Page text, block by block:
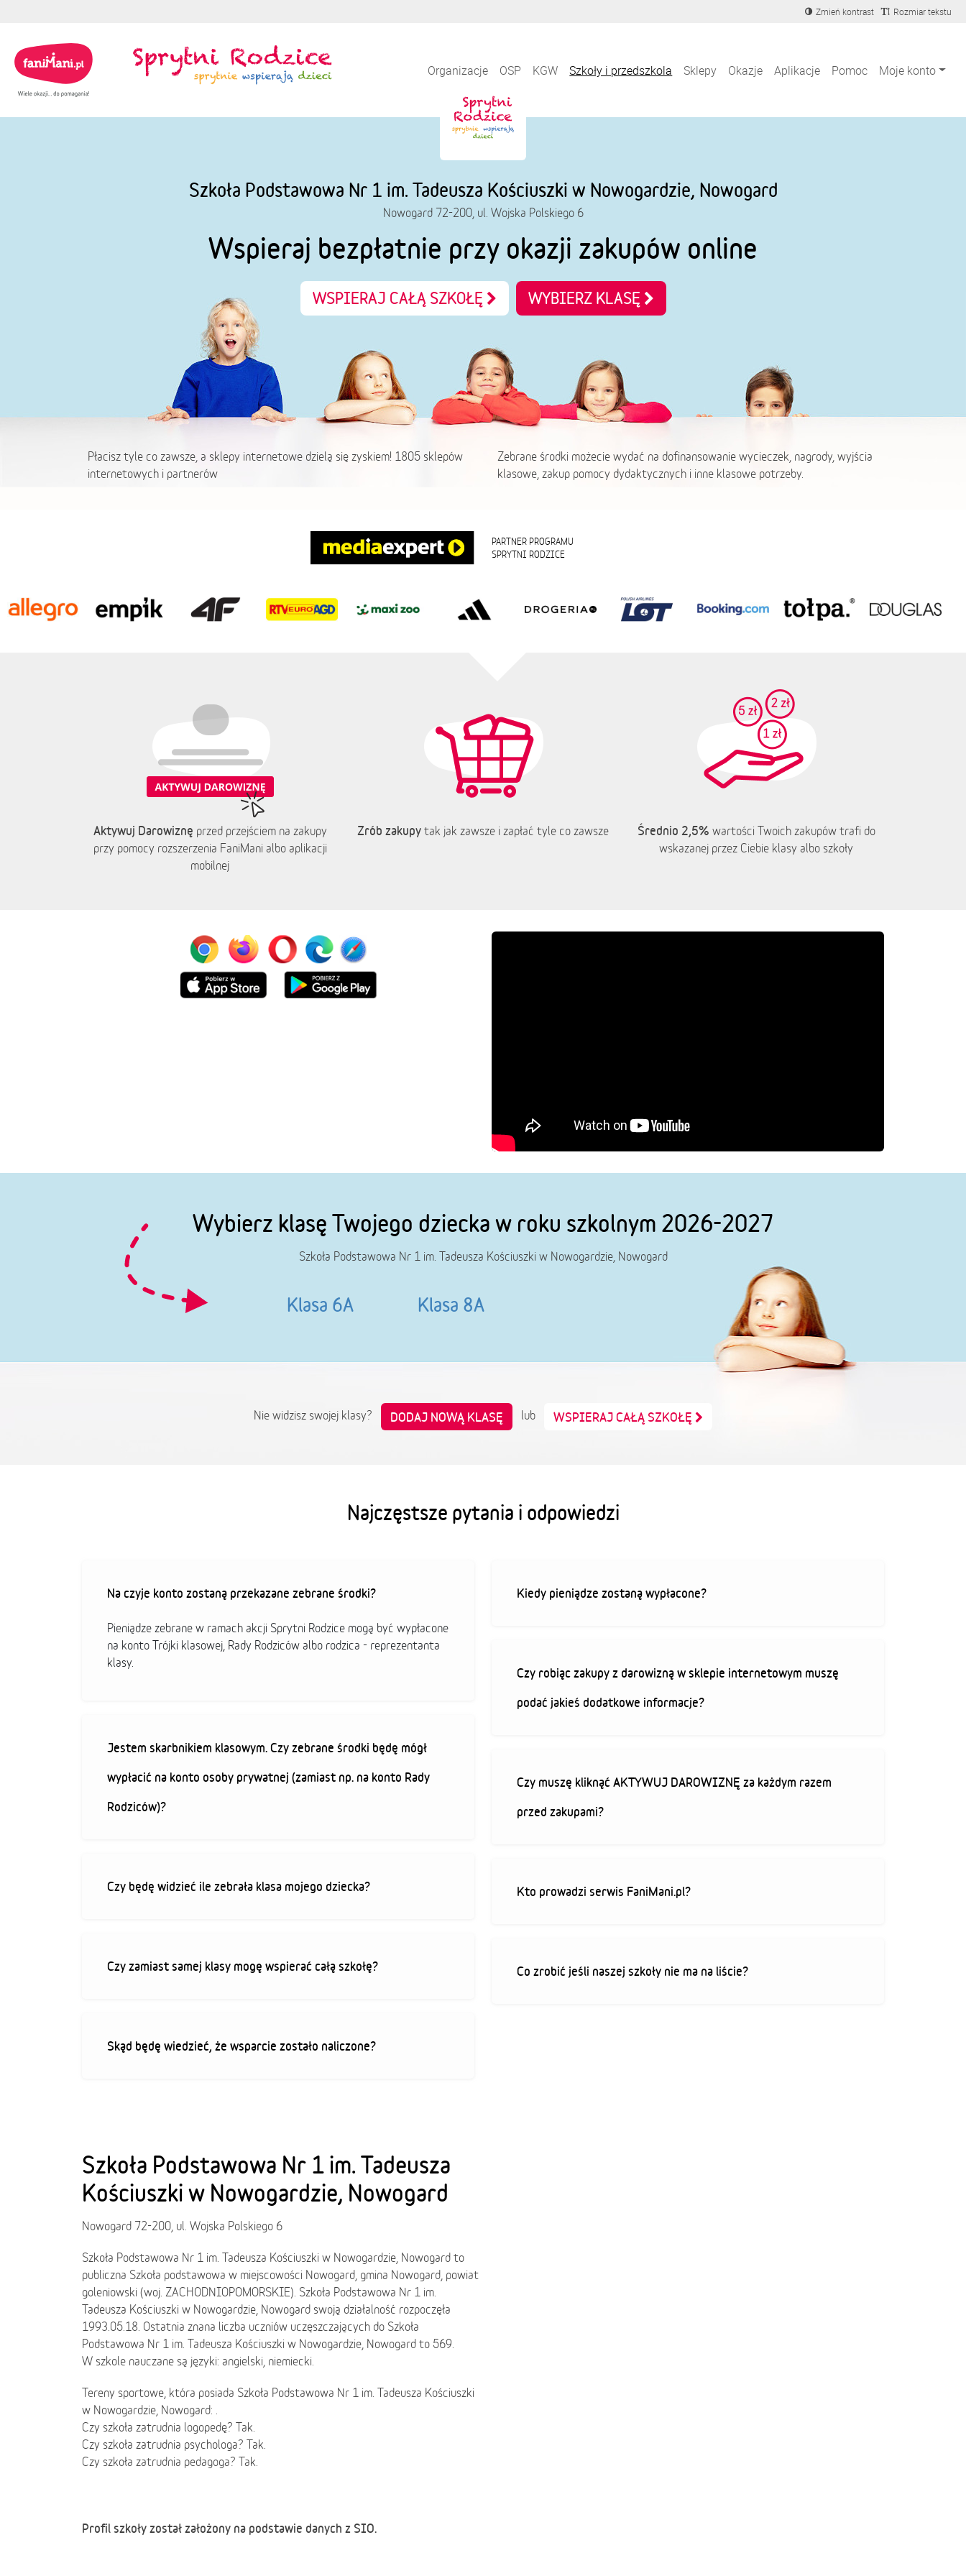
Zmień kontrast Rozmiar tekstu
Organizacje OSP KGW Szkoły i przedszkola Sklepy Okazje Aplikacje Pomoc Moje konto
Szkoła Podstawowa Nr 1 im. Tadeusza Kościuszki w Nowogardzie, Nowogard
Nowogard 72-200, ul. Wojska Polskiego 6
Wspieraj bezpłatnie przy okazji zakupów online
WSPIERAJ CAŁĄ SZKOŁĘ WYBIERZ KLASĘ
Płacisz tyle co zawsze, a sklepy internetowe dzielą się zyskiem! 1805 sklepów
internetowych i partnerów
Zebrane środki możecie wydać na dofinansowanie wycieczek, nagrody, wyjścia
klasowe, zakup pomocy dydaktycznych i inne klasowe potrzeby.
PARTNER PROGRAMU
SPRYTNI RODZICE
Aktywuj Darowiznę przed przejściem na zakupy
przy pomocy rozszerzenia FaniMani albo aplikacji
mobilnej
Zrób zakupy tak jak zawsze i zapłać tyle co zawsze Średnio 2,5% wartości Twoich zakupów trafi do
wskazanej przez Ciebie klasy albo szkoły
Wybierz klasę Twojego dziecka w roku szkolnym 2026-2027
Szkoła Podstawowa Nr 1 im. Tadeusza Kościuszki w Nowogardzie, Nowogard
Klasa 6A Klasa 8A
Nie widzisz swojej klasy? DODAJ NOWĄ KLASĘ lub WSPIERAJ CAŁĄ SZKOŁĘ
Najczęstsze pytania i odpowiedzi
Na czyje konto zostaną przekazane zebrane środki?
Pieniądze zebrane w ramach akcji Sprytni Rodzice mogą być wypłacone
na konto Trójki klasowej, Rady Rodziców albo rodzica - reprezentanta
klasy.
Jestem skarbnikiem klasowym. Czy zebrane środki będę mógł
wypłacić na konto osoby prywatnej (zamiast np. na konto Rady
Rodziców)?
Czy będę widzieć ile zebrała klasa mojego dziecka?
Czy zamiast samej klasy mogę wspierać całą szkołę?
Skąd będę wiedzieć, że wsparcie zostało naliczone?
Kiedy pieniądze zostaną wypłacone?
Czy robiąc zakupy z darowizną w sklepie internetowym muszę
podać jakieś dodatkowe informacje?
Czy muszę kliknąć AKTYWUJ DAROWIZNĘ za każdym razem
przed zakupami?
Kto prowadzi serwis FaniMani.pl?
Co zrobić jeśli naszej szkoły nie ma na liście?
Szkoła Podstawowa Nr 1 im. Tadeusza
Kościuszki w Nowogardzie, Nowogard
Nowogard 72-200, ul. Wojska Polskiego 6
Szkoła Podstawowa Nr 1 im. Tadeusza Kościuszki w Nowogardzie, Nowogard to
publiczna Szkoła podstawowa w miejscowości Nowogard, gmina Nowogard, powiat
goleniowski (woj. ZACHODNIOPOMORSKIE). Szkoła Podstawowa Nr 1 im.
Tadeusza Kościuszki w Nowogardzie, Nowogard swoją działalność rozpoczęła
1993.05.18. Ostatnia znana liczba uczniów uczęszczających do Szkoła
Podstawowa Nr 1 im. Tadeusza Kościuszki w Nowogardzie, Nowogard to 569.
W szkole nauczane są języki: angielski, niemiecki.
Tereny sportowe, która posiada Szkoła Podstawowa Nr 1 im. Tadeusza Kościuszki
w Nowogardzie, Nowogard: .
Czy szkoła zatrudnia logopedę? Tak.
Czy szkoła zatrudnia psychologa? Tak.
Czy szkoła zatrudnia pedagoga? Tak.
Profil szkoły został założony na podstawie danych z SIO.